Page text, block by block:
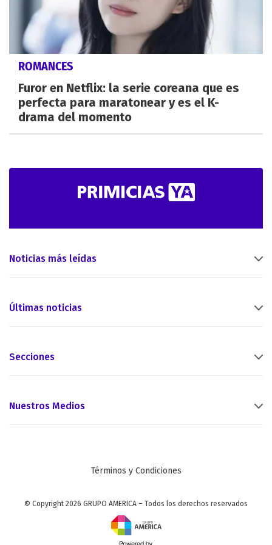
ROMANCES
Furor en Netflix: la serie coreana que es
perfecta para maratonear y es el K-
drama del momento
Noticias más leídas
Últimas noticias
Secciones
Nuestros Medios
Términos y Condiciones
© Copyright 2026 GRUPO AMERICA – Todos los derechos reservados